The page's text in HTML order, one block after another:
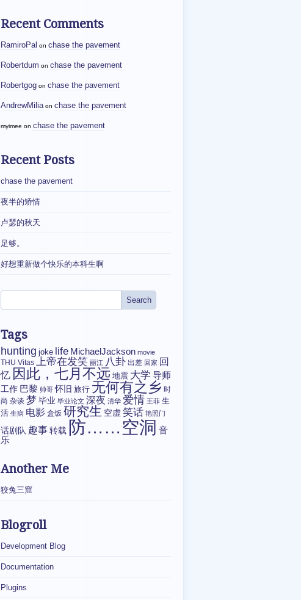
Recent Comments
RamiroPal on chase the pavement
Robertdum on chase the pavement
Robertgog on chase the pavement
AndrewMilia on chase the pavement
myimee on chase the pavement
Recent Posts
chase the pavement
夜半的矫情
卢瑟的秋天
足够。
好想重新做个快乐的本科生啊
Tags
hunting joke life MichaelJackson movie
THU Vitas 上帝在发笑 丽江 八卦 出差 回家 回
忆 因此，七月不远 地震 大学 导师
工作 巴黎 帅哥 怀旧 旅行 无何有之乡 时
尚 杂谈 梦 毕业 毕业论文 深夜 清华 爱情 王菲 生
活 生病 电影 盒饭 研究生 空虚 笑话 艳照门
话剧队 趣事转载 防……空洞 音
乐
Another Me
狡兔三窟
Blogroll
Development Blog
Documentation
Plugins